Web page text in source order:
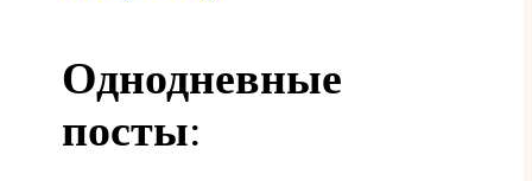
Однодневные
посты: